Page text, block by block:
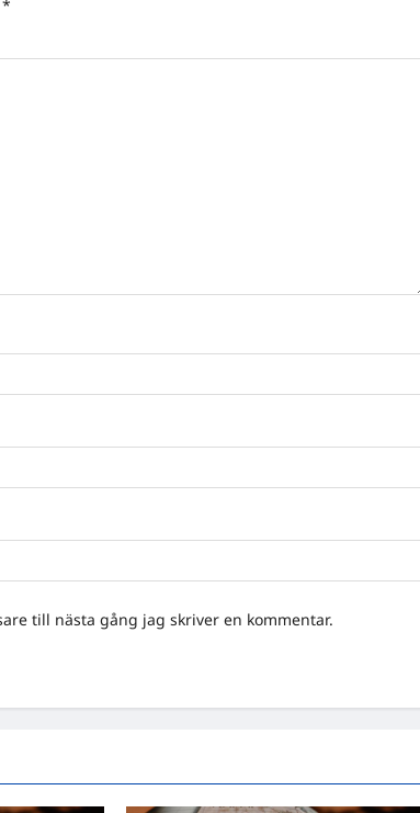
*
till nästa gång jag skriver en kommentar.